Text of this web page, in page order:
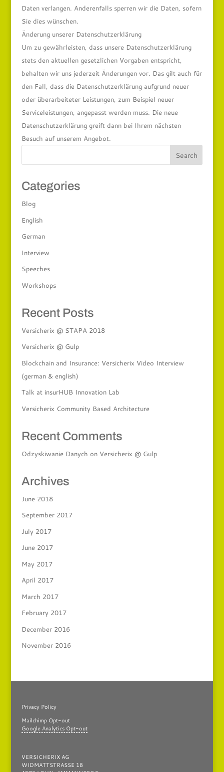
Daten verlangen. Anderenfalls sperren wir die Daten, sofern
Sie dies wünschen.
Änderung unserer Datenschutzerklärung
Um zu gewährleisten, dass unsere Datenschutzerklärung
stets den aktuellen gesetzlichen Vorgaben entspricht,
behalten wir uns jederzeit Änderungen vor. Das gilt auch für
den Fall, dass die Datenschutzerklärung aufgrund neuer
oder überarbeiteter Leistungen, zum Beispiel neuer
Serviceleistungen, angepasst werden muss. Die neue
Datenschutzerklärung greift dann bei Ihrem nächsten
Besuch auf unserem Angebot.
Categories
Blog
English
German
Interview
Speeches
Workshops
Recent Posts
Versicherix @ STAPA 2018
Versicherix @ Gulp
Blockchain and Insurance: Versicherix Video Interview
(german & english)
Talk at insurHUB Innovation Lab
Versicherix Community Based Architecture
Recent Comments
Odzyskiwanie Danych on Versicherix @ Gulp
Archives
June 2018
September 2017
July 2017
June 2017
May 2017
April 2017
March 2017
February 2017
December 2016
November 2016
Privacy Policy
Mailchimp Opt-out
Google Analytics Opt-out
VERSICHERIX AG
WIDMATTSTRASSE 18